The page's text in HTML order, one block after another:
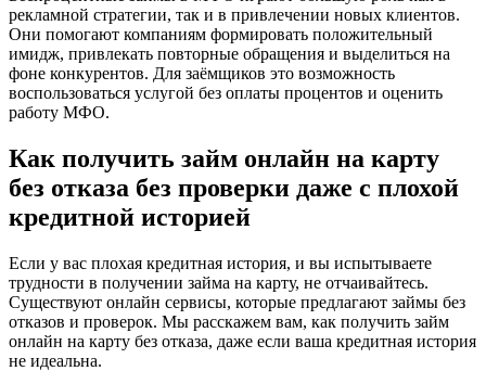
рекламной стратегии, так и в привлечении новых клиентов.
Они помогают компаниям формировать положительный
имидж, привлекать повторные обращения и выделиться на
фоне конкурентов. Для заёмщиков это возможность
воспользоваться услугой без оплаты процентов и оценить
работу МФО.
Как получить займ онлайн на карту
без отказа без проверки даже с плохой
кредитной историей
Если у вас плохая кредитная история, и вы испытываете
трудности в получении займа на карту, не отчаивайтесь.
Существуют онлайн сервисы, которые предлагают займы без
отказов и проверок. Мы расскажем вам, как получить займ
онлайн на карту без отказа, даже если ваша кредитная история
не идеальна.